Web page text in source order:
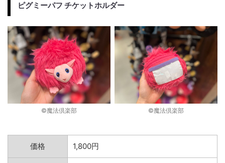
ピグミーパフ チケットホルダー
©︎魔法倶楽部 ©︎魔法倶楽部
価格 1,800円